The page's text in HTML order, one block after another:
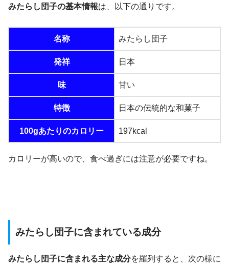
みたらし団子の基本情報は、以下の通りです。
名称 みたらし団子
発祥 日本
味 甘い
特徴 日本の伝統的な和菓子
100gあたりのカロリー 197kcal
カロリーが高いので、食べ過ぎには注意が必要ですね。
みたらし団子に含まれている成分
みたらし団子に含まれる主な成分を羅列すると、次の様に